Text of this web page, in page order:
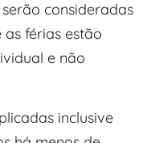
consideradas
as férias estão
e não
inclusive